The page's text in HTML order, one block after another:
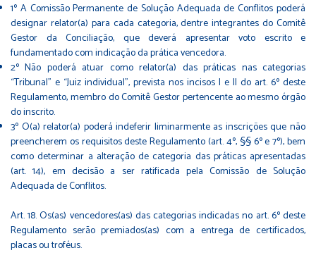
1º A Comissão Permanente de Solução Adequada de Conflitos poderá
designar relator(a) para cada categoria, dentre integrantes do Comitê
Gestor da Conciliação, que deverá apresentar voto escrito e
fundamentado com indicação da prática vencedora.
2º Não poderá atuar como relator(a) das práticas nas categorias
“Tribunal” e “Juiz individual”, prevista nos incisos I e II do art. 6º deste
Regulamento, membro do Comitê Gestor pertencente ao mesmo órgão
do inscrito.
3º O(a) relator(a) poderá indeferir liminarmente as inscrições que não
preencherem os requisitos deste Regulamento (art. 4º, §§ 6º e 7º), bem
como determinar a alteração de categoria das práticas apresentadas
(art. 14), em decisão a ser ratificada pela Comissão de Solução
Adequada de Conflitos.
Art. 18. Os(as) vencedores(as) das categorias indicadas no art. 6º deste
Regulamento serão premiados(as) com a entrega de certificados,
placas ou troféus.